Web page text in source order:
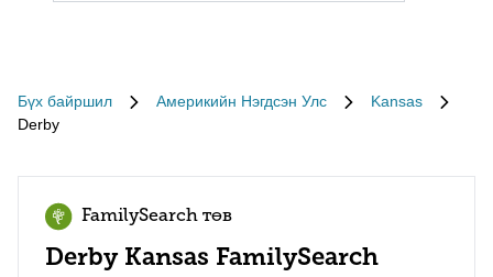
Бүх байршил Америкийн Нэгдсэн Улс
Kansas
Derby
FamilySearch төв
Derby Kansas FamilySearch